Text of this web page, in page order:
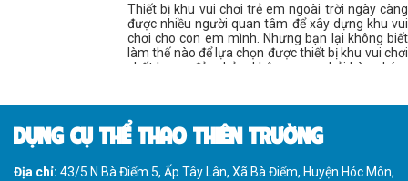
Thiết bị khu vui chơi trẻ em ngoài trời ngày càng
được nhiều người quan tâm để xây dựng khu vui
chơi cho con em mình. Nhưng bạn lại không biết
làm thế nào để lựa chọn được thiết bị khu vui chơi
chất lượng đảm bảo, không mua phải hàng kém
DỤNG CỤ THỂ THAO THIÊN TRƯỜNG
Địa chỉ: 43/5 N Bà Điểm 5, Ấp Tây Lân, Xã Bà Điểm, Huyện Hóc Môn,